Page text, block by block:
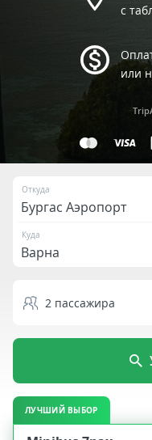
с
или
Откуда
Куда
2 пассажира
ЛУЧШИЙ ВЫБОР